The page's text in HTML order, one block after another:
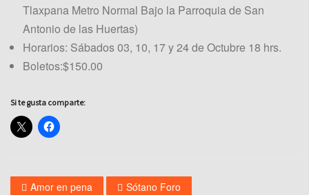
Tlaxpana Metro Normal Bajo la Parroquia de San
Antonio de las Huertas)
Horarios: Sábados 03, 10, 17 y 24 de Octubre 18 hrs.
Boletos:$150.00
Si te gusta comparte:
Amor en pena Sótano Foro